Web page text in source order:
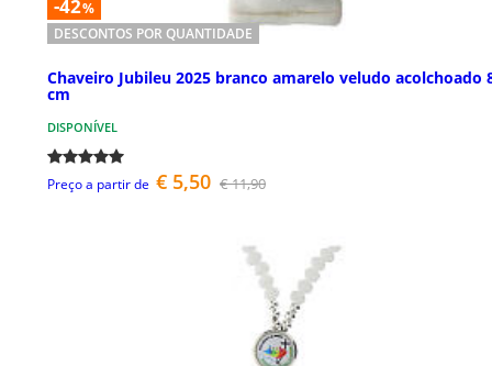
-42%
DESCONTOS POR QUANTIDADE
Chaveiro Jubileu 2025 branco amarelo veludo acolchoado
cm
DISPONÍVEL
Preço a partir de € 5,50 € 11,90